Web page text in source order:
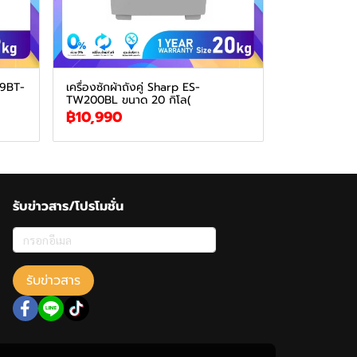
เครื่องซักผ้าถังคู่ Sharp ES-
TW200BL ขนาด 20 กิโล(
฿10,990
รับข่าวสาร/โปรโมชั่น
รับข่าวสาร